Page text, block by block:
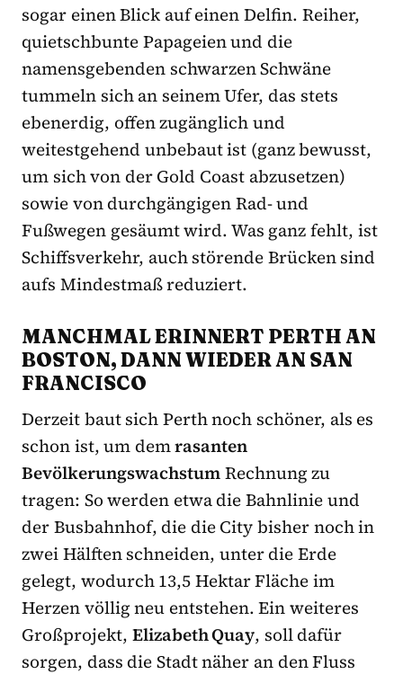
sogar einen Blick auf einen Delfin. Reiher,
quietschbunte Papageien und die
namensgebenden schwarzen Schwäne
tummeln sich an seinem Ufer, das stets
ebenerdig, offen zugänglich und
weitestgehend unbebaut ist (ganz bewusst,
um sich von der Gold Coast abzusetzen)
sowie von durchgängigen Rad- und
Fußwegen gesäumt wird. Was ganz fehlt, ist
Schiffsverkehr, auch störende Brücken sind
aufs Mindestmaß reduziert.
MANCHMAL ERINNERT PERTH AN
BOSTON, DANN WIEDER AN SAN
FRANCISCO
Derzeit baut sich Perth noch schöner, als es
schon ist, um demrasanten
BevölkerungswachstumRechnung zu
tragen: So werden etwa die Bahnlinie und
der Busbahnhof, die die City bisher noch in
zwei Hälften schneiden, unter die Erde
gelegt, wodurch 13,5 Hektar Fläche im
Herzen völlig neu entstehen. Ein weiteres
Großprojekt, Elizabeth Quay, soll dafür
sorgen, dass die Stadt näher an den Fluss